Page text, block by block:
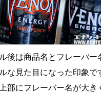
後は商品名とフレーバー
な見た目になった印象で
部にフレーバー名が大き